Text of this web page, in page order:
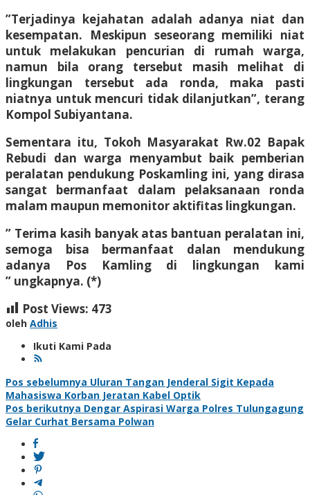
”Terjadinya kejahatan adalah adanya niat dan
kesempatan. Meskipun seseorang memiliki niat
untuk melakukan pencurian di rumah warga,
namun bila orang tersebut masih melihat di
lingkungan tersebut ada ronda, maka pasti
niatnya untuk mencuri tidak dilanjutkan”, terang
Kompol Subiyantana.
Sementara itu, Tokoh Masyarakat Rw.02 Bapak
Rebudi dan warga menyambut baik pemberian
peralatan pendukung Poskamling ini, yang dirasa
sangat bermanfaat dalam pelaksanaan ronda
malam maupun memonitor aktifitas lingkungan.
” Terima kasih banyak atas bantuan peralatan ini,
semoga bisa bermanfaat dalan mendukung
adanya Pos Kamling di lingkungan kami
” ungkapnya. (*)
Post Views: 473
oleh Adhis
Ikuti Kami Pada
Navigasi
pos
Pos sebelumnya Uluran Tangan Jenderal Sigit Kepada
Mahasiswa Korban Jeratan Kabel Optik
Pos berikutnya Dengar Aspirasi Warga Polres Tulungagung
Gelar Curhat Bersama Polwan